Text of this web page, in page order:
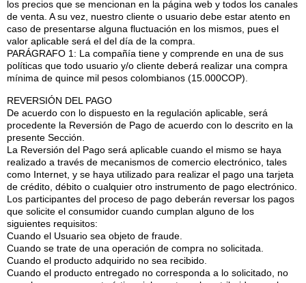
los precios que se mencionan en la página web y todos los canales
de venta. A su vez, nuestro cliente o usuario debe estar atento en
caso de presentarse alguna fluctuación en los mismos, pues el
valor aplicable será el del día de la compra.
PARÁGRAFO 1: La compañía tiene y comprende en una de sus
políticas que todo usuario y/o cliente deberá realizar una compra
mínima de quince mil pesos colombianos (15.000COP).
REVERSIÓN DEL PAGO
De acuerdo con lo dispuesto en la regulación aplicable, será
procedente la Reversión de Pago de acuerdo con lo descrito en la
presente Sección.
La Reversión del Pago será aplicable cuando el mismo se haya
realizado a través de mecanismos de comercio electrónico, tales
como Internet, y se haya utilizado para realizar el pago una tarjeta
de crédito, débito o cualquier otro instrumento de pago electrónico.
Los participantes del proceso de pago deberán reversar los pagos
que solicite el consumidor cuando cumplan alguno de los
siguientes requisitos:
Cuando el Usuario sea objeto de fraude.
Cuando se trate de una operación de compra no solicitada.
Cuando el producto adquirido no sea recibido.
Cuando el producto entregado no corresponda a lo solicitado, no